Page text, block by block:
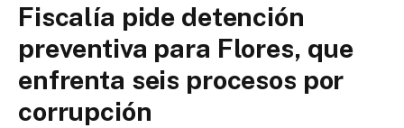
Fiscalía pide detención
preventiva para Flores, que
enfrenta seis procesos por
corrupción